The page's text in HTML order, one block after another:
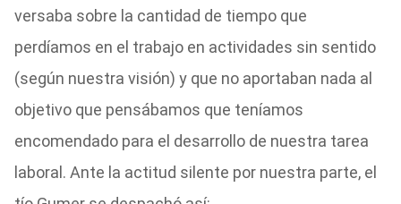
versaba sobre la cantidad de tiempo que
perdíamos en el trabajo en actividades sin sentido
(según nuestra visión) y que no aportaban nada al
objetivo que pensábamos que teníamos
encomendado para el desarrollo de nuestra tarea
laboral. Ante la actitud silente por nuestra parte, el